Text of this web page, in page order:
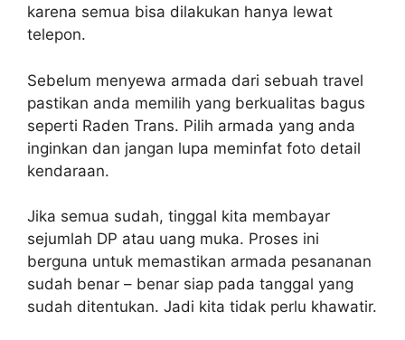
karena semua bisa dilakukan hanya lewat
telepon.
Sebelum menyewa armada dari sebuah travel
pastikan anda memilih yang berkualitas bagus
seperti Raden Trans. Pilih armada yang anda
inginkan dan jangan lupa meminfat foto detail
kendaraan.
Jika semua sudah, tinggal kita membayar
sejumlah DP atau uang muka. Proses ini
berguna untuk memastikan armada pesananan
sudah benar – benar siap pada tanggal yang
sudah ditentukan. Jadi kita tidak perlu khawatir.